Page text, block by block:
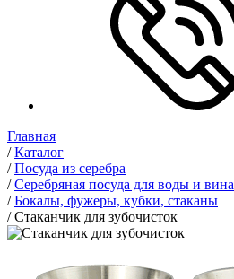
Главная
/Каталог
/Посуда из серебра
/Серебряная посуда для воды и вина
/Бокалы, фужеры, кубки, стаканы
/Стаканчик для зубочисток